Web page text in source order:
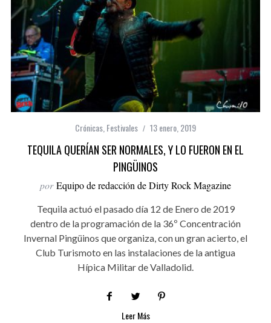
Crónicas Festivales 13 enero, 2019
TEQUILA QUERÍAN SER NORMALES, Y LO FUERON EN EL
PINGÜINOS
por Equipo de redacción de Dirty Rock Magazine
Tequila actuó el pasado día 12 de Enero de 2019
dentro de la programación de la 36º Concentración
Invernal Pingüinos que organiza, con un gran acierto, el
Club Turismoto en las instalaciones de la antigua
Hípica Militar de Valladolid.
Leer Más